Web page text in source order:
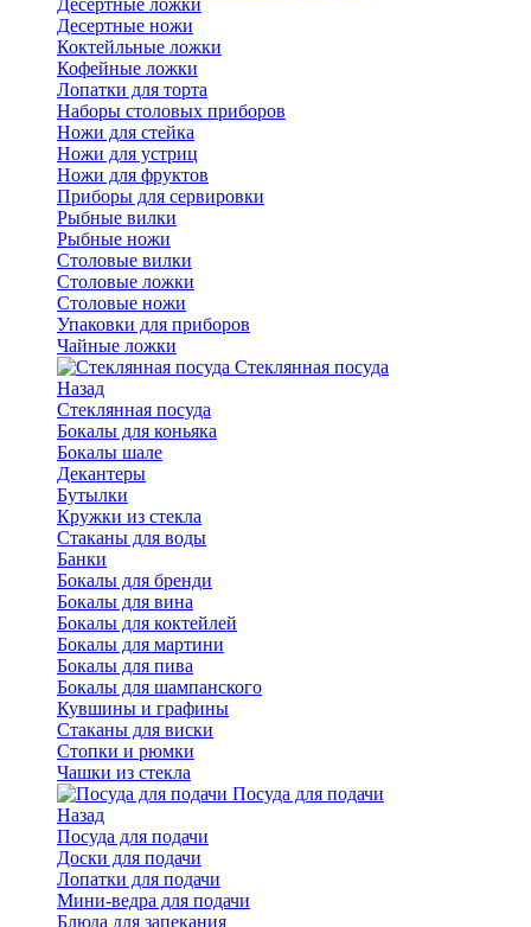
Десертные ножи
Коктейльные ложки
Кофейные ложки
Лопатки для торта
Наборы столовых приборов
Ножи для стейка
Ножи для устриц
Ножи для фруктов
Приборы для сервировки
Рыбные вилки
Рыбные ножи
Столовые вилки
Столовые ложки
Столовые ножи
Упаковки для приборов
Чайные ложки
Стеклянная посуда
Назад
Стеклянная посуда
Бокалы для коньяка
Бокалы шале
Декантеры
Бутылки
Кружки из стекла
Стаканы для воды
Банки
Бокалы для бренди
Бокалы для вина
Бокалы для коктейлей
Бокалы для мартини
Бокалы для пива
Бокалы для шампанского
Кувшины и графины
Стаканы для виски
Стопки и рюмки
Чашки из стекла
Посуда для подачи
Назад
Посуда для подачи
Доски для подачи
Лопатки для подачи
Мини-ведра для подачи
Блюда для запекания